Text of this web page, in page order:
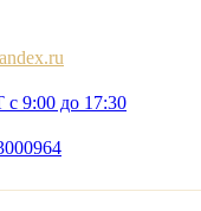
9:00 до 17:30